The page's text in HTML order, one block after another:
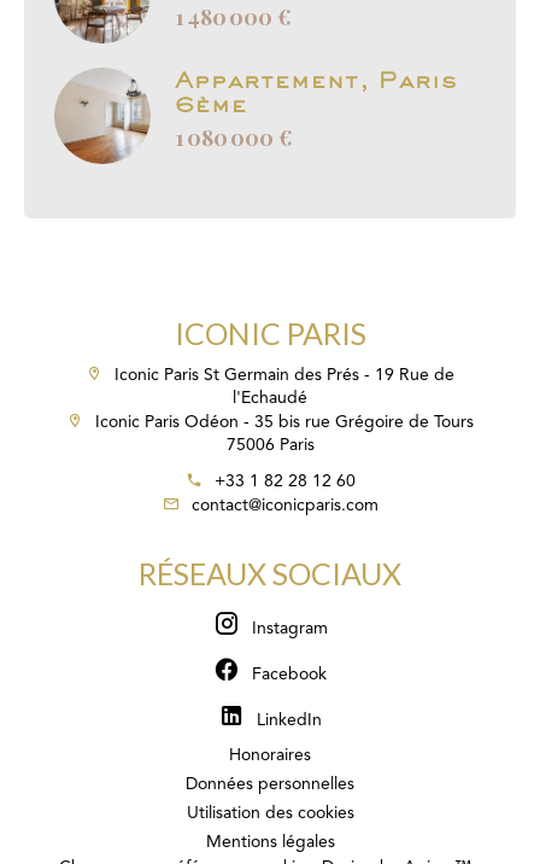
1 480 000 €
Appartement, Paris
6ème
1 080 000 €
ICONIC PARIS
Iconic Paris St Germain des Prés - 19 Rue de
l'Echaudé
Iconic Paris Odéon - 35 bis rue Grégoire de Tours
75006 Paris
+33 1 82 28 12 60
contact@iconicparis.com
RÉSEAUX SOCIAUX
Instagram
Facebook
LinkedIn
Honoraires
Données personnelles
Utilisation des cookies
Mentions légales